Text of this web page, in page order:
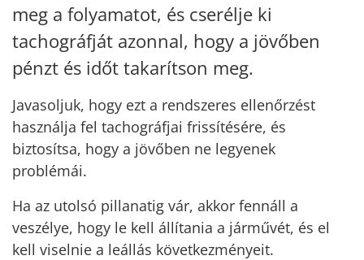
meg a folyamatot, és cserélje ki
tachográfját azonnal, hogy a jövőben
pénzt és időt takarítson meg.
Javasoljuk, hogy ezt a rendszeres ellenőrzést
használja fel tachográfjai frissítésére, és
biztosítsa, hogy a jövőben ne legyenek
problémái.
Ha az utolsó pillanatig vár, akkor fennáll a
veszélye, hogy le kell állítania a járművét, és el
kell viselnie a leállás következményeit.